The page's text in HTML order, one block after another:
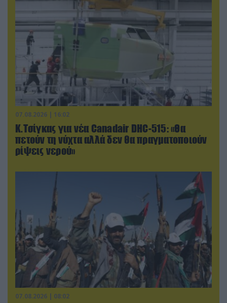
07.08.2026 | 16:02
Κ.Τσίγκας για νέα Canadair DHC-515: «Θα
πετούν τη νύχτα αλλά δεν θα πραγματοποιούν
ρίψεις νερού»
07.08.2026 | 08:02